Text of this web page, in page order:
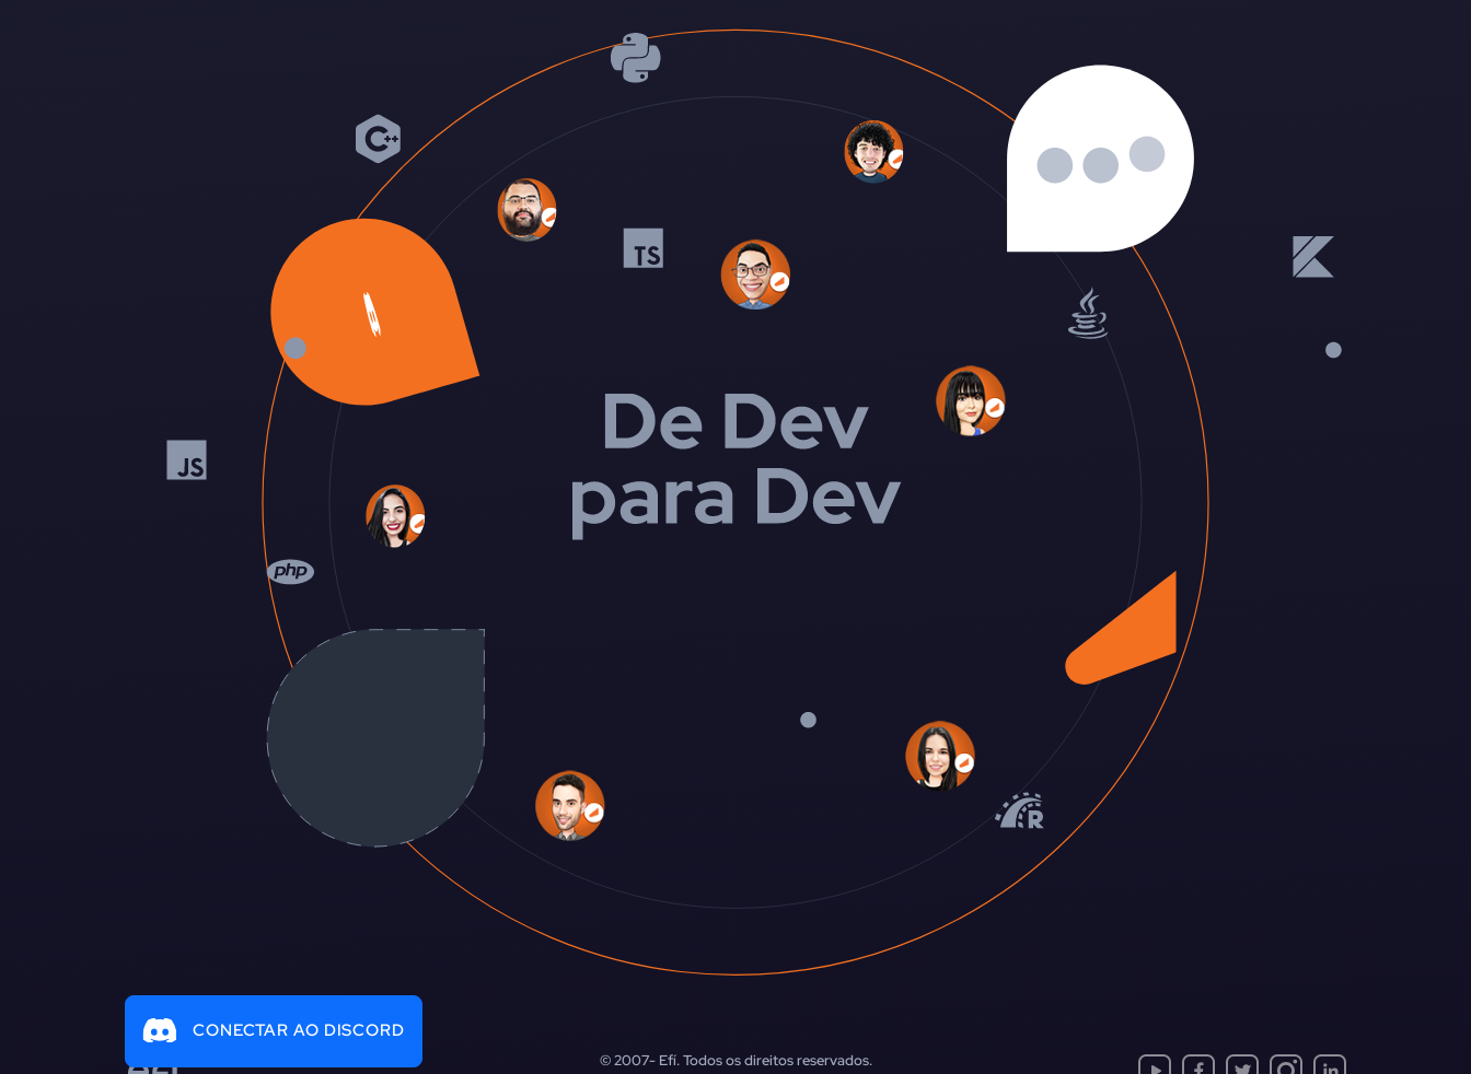
CONECTAR AO DISCORD
© 2007-Efí. Todos os direitos reservados.